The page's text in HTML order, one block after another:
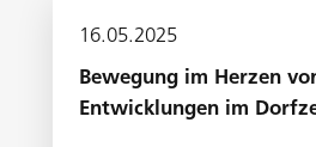
16.05.2025
Bewegung im Herzen
Entwicklungen im